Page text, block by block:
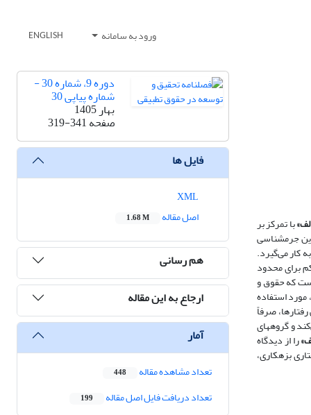
ورود به سامانه ENGLISH
با تمرکز بر
جرم­شناسی
کار می‌گیرد.
برای محدود
که حقوق و
مورد استفاده
صرفاً
و گروه­های
را از دیدگاه
بزهکاری،
دوره 9، شماره 30 -
شماره پیاپی 30
بهار 1405
صفحه319-341
فایل ها
اصل مقاله
1.68 M
هم رسانی
ارجاع به این مقاله
آمار
تعداد مشاهده مقاله 448
تعداد دریافت فایل اصل مقاله 199